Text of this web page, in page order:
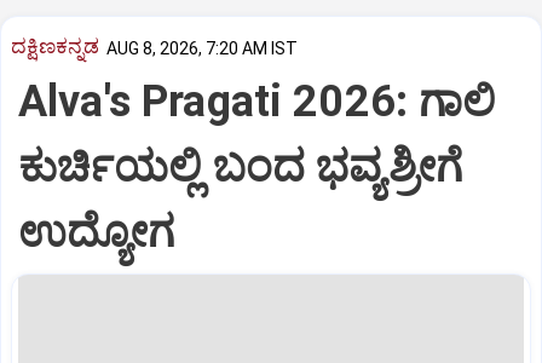
ದಕ್ಷಿಣಕನ್ನಡ AUG 8, 2026, 7:20 AM IST
Alva's Pragati 2026: ಗಾಲಿ
ಕುರ್ಚಿಯಲ್ಲಿ ಬಂದ ಭವ್ಯಶ್ರೀಗೆ
ಉದ್ಯೋಗ